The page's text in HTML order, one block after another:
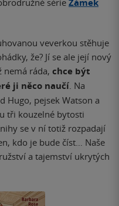
série Zámek
veverkou stěhuje
že? Jí se ale její nový
nemá ráda, chce být
ji něco naučí. Na
Hugo, pejsek Watson a
tři kouzelné bytosti
se v ní totiž rozpadají
kdo je bude číst… Naše
a tajemství ukrytých